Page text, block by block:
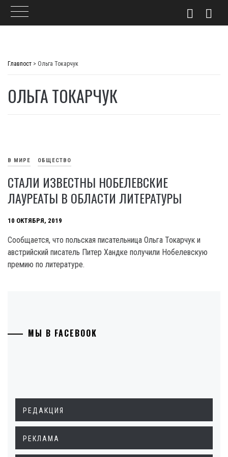
Главпост > Ольга Токарчук
ОЛЬГА ТОКАРЧУК
В МИРЕ ОБЩЕСТВО
СТАЛИ ИЗВЕСТНЫ НОБЕЛЕВСКИЕ
ЛАУРЕАТЫ В ОБЛАСТИ ЛИТЕРАТУРЫ
10 ОКТЯБРЯ, 2019
Сообщается, что польская писательница Ольга Токарчук и
австрийский писатель Питер Хандке получили Нобелевскую
премию по литературе.
МЫ В FACEBOOK
РЕДАКЦИЯ
РЕКЛАМА